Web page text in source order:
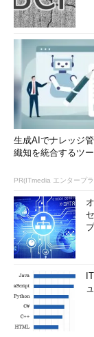
生成AIでナレッジ
織知を統合するツ
PR(ITmedia エンタープ